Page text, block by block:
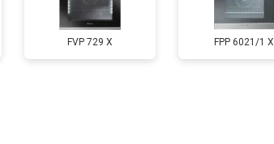
FVP 729 X FPP 6021/1 X